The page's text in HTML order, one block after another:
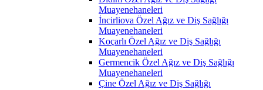
Muayenehaneleri
İncirliova Özel Ağız ve Diş Sağlığı
Muayenehaneleri
Koçarlı Özel Ağız ve Diş Sağlığı
Muayenehaneleri
Germencik Özel Ağız ve Diş Sağlığı
Muayenehaneleri
Çine Özel Ağız ve Diş Sağlığı